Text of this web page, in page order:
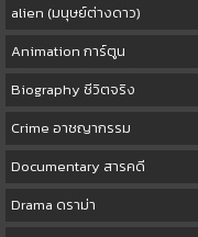
alien (มนุษย์ต่างดาว)
Animation การ์ตูน
Biography ชีวิตจริง
Crime อาชญากรรม
Documentary สารคดี
Drama ดราม่า